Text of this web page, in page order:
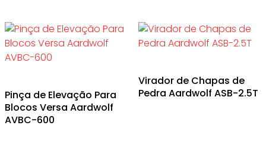
Pinça de Elevação Para
Blocos Versa Aardwolf
AVBC-600
Virador de Chapas de
Pedra Aardwolf ASB-2.5T